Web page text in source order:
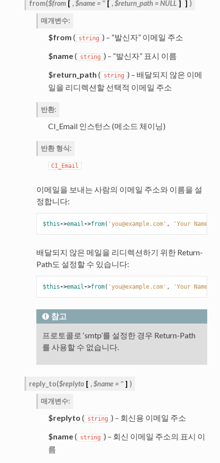
from($from [ ,$name = '' [ ,$return_path =NULL ] ] )
매개변수:
$from ( string ) – “발신자” 이메일 주소
$name( string ) – “발신자” 표시 이름
$return_path ( string ) – 배달되지 않은 이메
일을 리디렉션할 선택적 이메일 주소
반환:
CI_Email 인스턴스 (메소드 체이닝)
반환 형식:
CI_Email
이메일을 보내는 사람의 이메일 주소와 이름을 설
정합니다:
$this->email->from( 'you@example.com' , 'Your Name'
배달되지 않은 메일을 리디렉션하기 위한 Return-
Path도 설정할 수 있습니다:
$this->email->from( 'you@example.com' , 'Your Name'
참고
프로토콜로 ‘smtp’를 설정한 경우 Return-Path
를 사용할 수 없습니다.
reply_to($replyto [ ,$name = '' ] )
매개변수:
$replyto ( string ) – 회신용 이메일 주소
$name( string ) – 회신 이메일 주소의 표시 이
름